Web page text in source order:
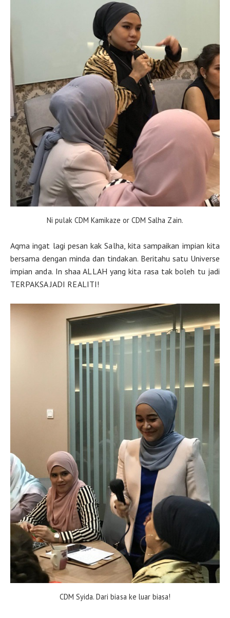
Ni pulak CDM Kamikaze or CDM Salha Zain.
Aqma ingat lagi pesan kak Salha, kita sampaikan impian kita
bersama dengan minda dan tindakan. Beritahu satu Universe
impian anda. In shaa ALLAH yang kita rasa tak boleh tu jadi
TERPAKSA JADI REALITI!
CDM Syida. Dari biasa ke luar biasa!